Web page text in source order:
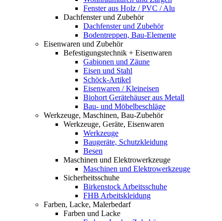
Fenster aus Holz / PVC / Alu
Dachfenster und Zubehör
Dachfenster und Zubehör
Bodentreppen, Bau-Elemente
Eisenwaren und Zubehör
Befestigungstechnik + Eisenwaren
Gabionen und Zäune
Eisen und Stahl
Schöck-Artikel
Eisenwaren / Kleineisen
Biohort Gerätehäuser aus Metall
Bau- und Möbelbeschläge
Werkzeuge, Maschinen, Bau-Zubehör
Werkzeuge, Geräte, Eisenwaren
Werkzeuge
Baugeräte, Schutzkleidung
Besen
Maschinen und Elektrowerkzeuge
Maschinen und Elektrowerkzeuge
Sicherheitsschuhe
Birkenstock Arbeitsschuhe
FHB Arbeitskleidung
Farben, Lacke, Malerbedarf
Farben und Lacke